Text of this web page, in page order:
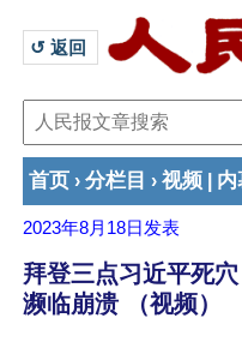
↺ 返回
首页 › 分栏目 › 视频 内
2023年8月18日 发表
拜登三点习近平死
濒临崩溃 （视频）